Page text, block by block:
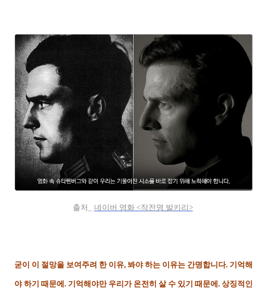
출처_ 네이버 영화 <작전명 발키리>
굳이 이 절망을 보여주려 한 이유, 봐야 하는 이유는 간명합니다. 기억해
야 하기 때문에. 기억해야만 우리가 온전히 살 수 있기 때문에. 상징적인